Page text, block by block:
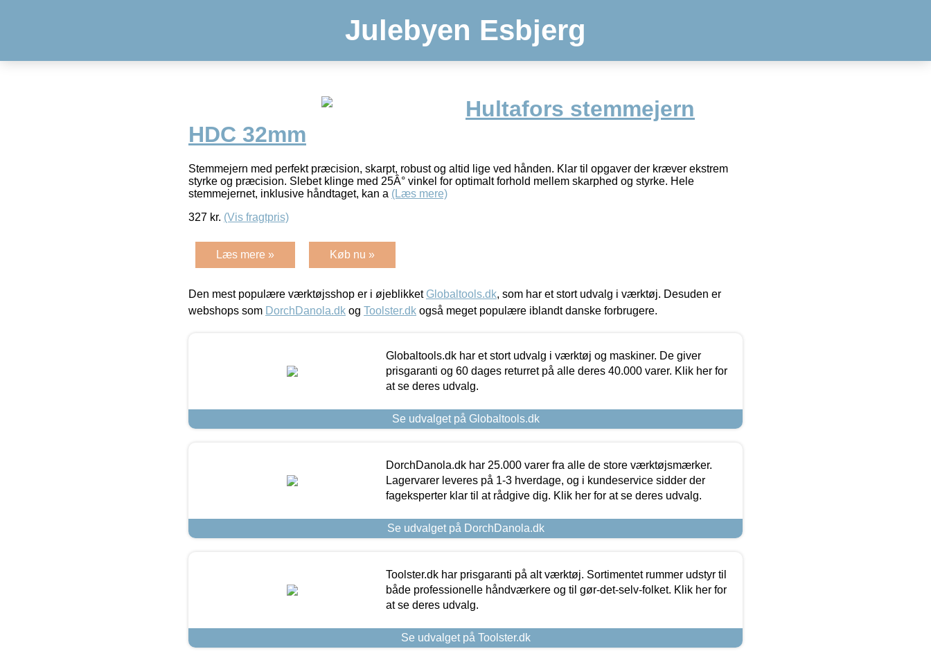
Julebyen Esbjerg
Hultafors stemmejern
HDC 32mm
Stemmejern med perfekt præcision, skarpt, robust og altid lige ved hånden. Klar til opgaver der kræver ekstrem
styrke og præcision. Slebet klinge med 25Â° vinkel for optimalt forhold mellem skarphed og styrke. Hele
stemmejernet, inklusive håndtaget, kan a (Læs mere)
327 kr. (Vis fragtpris)
Læs mere » Køb nu »
Den mest populære værktøjsshop er i øjeblikket Globaltools.dk, som har et stort udvalg i værktøj. Desuden er
webshops som DorchDanola.dk og Toolster.dk også meget populære iblandt danske forbrugere.
Globaltools.dk har et stort udvalg i værktøj og maskiner. De giver
prisgaranti og 60 dages returret på alle deres 40.000 varer. Klik her for
at se deres udvalg.
Se udvalget på Globaltools.dk
DorchDanola.dk har 25.000 varer fra alle de store værktøjsmærker.
Lagervarer leveres på 1-3 hverdage, og i kundeservice sidder der
fageksperter klar til at rådgive dig. Klik her for at se deres udvalg.
Se udvalget på DorchDanola.dk
Toolster.dk har prisgaranti på alt værktøj. Sortimentet rummer udstyr til
både professionelle håndværkere og til gør-det-selv-folket. Klik her for
at se deres udvalg.
Se udvalget på Toolster.dk